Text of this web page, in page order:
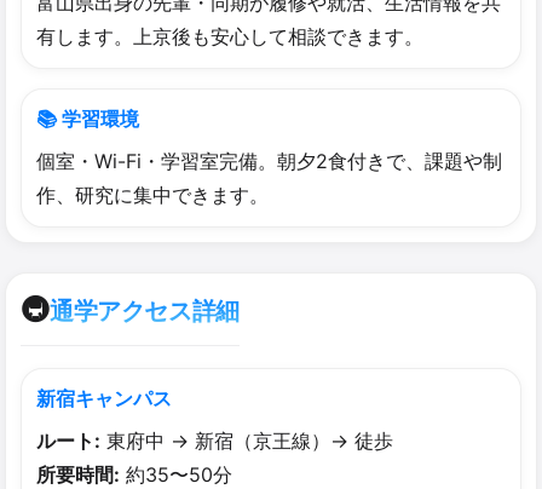
有します。上京後も安心して相談できます。
📚 学習環境
個室・Wi-Fi・学習室完備。朝夕2食付きで、課題や制
作、研究に集中できます。
🚇通学アクセス詳細
新宿キャンパス
ルート: 東府中 → 新宿（京王線）→ 徒歩
所要時間: 約35〜50分